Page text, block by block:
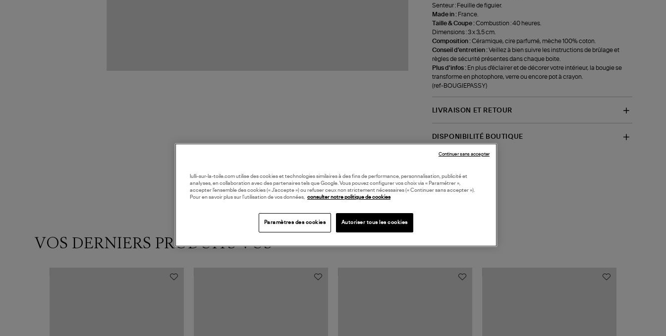
Senteur : Feuille de figuier.
Made in : France.
Taille & Coupe :Combustion : 40 heures.
Dimensions : 3 x 3,5 cm.
Composition :Céramique, cire parfumé, mèche 100% coton.
Conseil d'entretien :Veillez à bien suivre les instructions de brûlage et
règles de sécurité présentes dans chaque boite.
Plus d'infos : En plus d'éclairer et de décorer votre intérieur, la bougie se
transforme en photophore, verre ou encore pot à crayon.
(ref-BOUGIEPASSY)
LIVRAISON ET RETOUR
DISPONIBILITÉ BOUTIQUE
VOS DERNIERS PRODUITS VUS
lulli-sur-la-toile.com utilise des cookies et technologies similaires à des fins de performance, personnalisation, publicité et
analyses, en collaboration avec des partenaires tels que Google. Vous pouvez configurer vos choix via « Paramétrer »,
accepter l’ensemble des cookies (« J’accepte ») ou refuser ceux non strictement nécessaires (« Continuer sans accepter »).
Pour en savoir plus sur l’utilisation de vos données, consulter notre politique de cookies
Paramètres des cookies Autoriser tous les cookies
Continuer sans accepter